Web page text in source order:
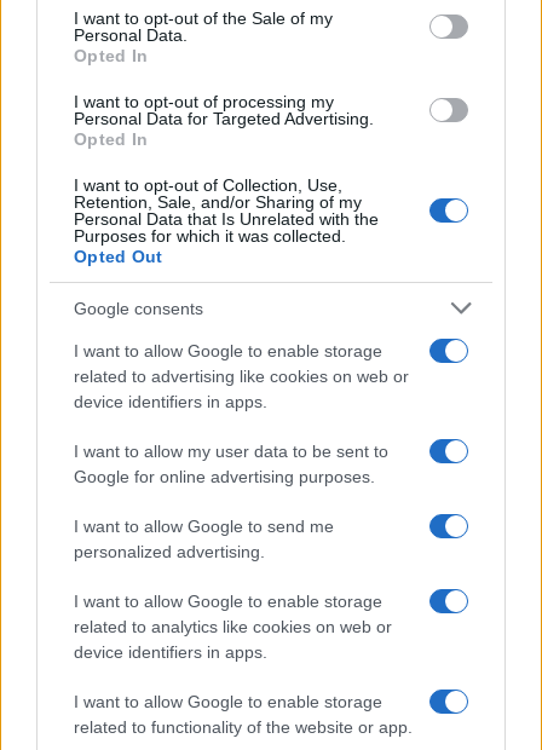
services and may gather and store information including but
not limited to your visit or usage behaviour. You may click to
grant or deny consent to Google and its third-party tags to
consent section.
I want to opt-out of the Sale of my
Personal Data.
Opted In
I want to opt-out of processing my
Personal Data for Targeted Advertising.
Opted In
I want to opt-out of Collection, Use,
Retention, Sale, and/or Sharing of my
Personal Data that Is Unrelated with the
Purposes for which it was collected.
Opted Out
Google consents
I want to allow Google to enable storage
related to advertising like cookies on web or
device identifiers in apps.
I want to allow my user data to be sent to
Google for online advertising purposes.
I want to allow Google to send me
personalized advertising.
I want to allow Google to enable storage
related to analytics like cookies on web or
device identifiers in apps.
I want to allow Google to enable storage
related to functionality of the website or app.
Rientro dalla Spagna, attenzione ai
controlli: cosa cambia negli aeroporti
CHI
SIAMO
PARTNERSHIP E
ACCREDITAMENTI
© 2026 - VOLOSCONTATO CONSIGLI E DIARI DI VIAGGIO - P.IVA
04827280654 – TESTATA REGISTRATA AL TRIBUNALE DI NOCERA
35792 – ISCRITTA ALL’ANSO (ASSOCIAZIONE NAZIONALE STAMPA
ONLINE)